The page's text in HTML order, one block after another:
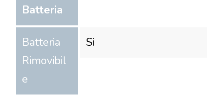
Batteria
Batteria
Rimovibil
e
Si